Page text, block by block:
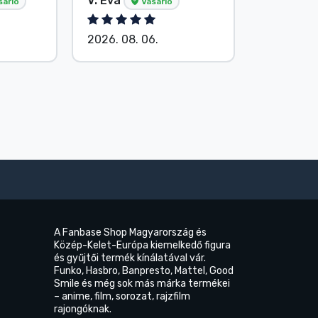
2026. 08. 06.
A Fanbase Shop Magyarország és
Közép-Kelet-Európa kiemelkedő figura
és gyűjtői termék kínálatával vár.
Funko, Hasbro, Banpresto, Mattel, Good
Smile és még sok más márka termékei
– anime, film, sorozat, rajzfilm
rajongóknak.